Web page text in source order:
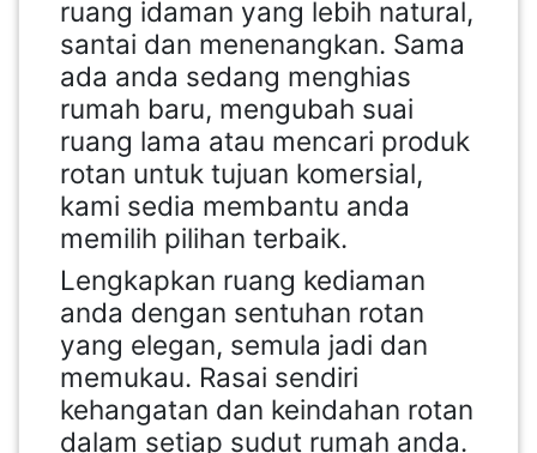
ruang idaman yang lebih natural,
santai dan menenangkan. Sama
ada anda sedang menghias
rumah baru, mengubah suai
ruang lama atau mencari produk
rotan untuk tujuan komersial,
kami sedia membantu anda
memilih pilihan terbaik.
Lengkapkan ruang kediaman
anda dengan sentuhan rotan
yang elegan, semula jadi dan
memukau. Rasai sendiri
kehangatan dan keindahan rotan
dalam setiap sudut rumah anda.